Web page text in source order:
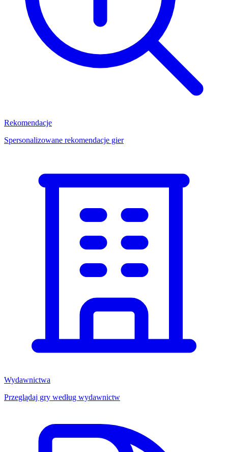
Rekomendacje
Spersonalizowane rekomendacje gier
Wydawnictwa
Przeglądaj gry według wydawnictw